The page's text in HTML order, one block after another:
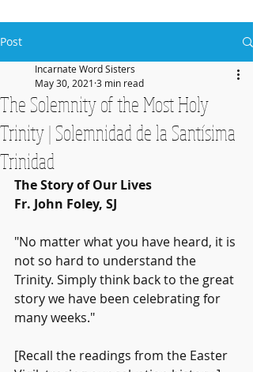
Post
The Solemnity of the Most Holy
Trinity | Solemnidad de la Santísima
Trinidad
Incarnate Word Sisters
May 30, 2021 3 min read
The Story of Our Lives
Fr. John Foley, SJ
"No matter what you have heard, it is
not so hard to understand the
Trinity. Simply think back to the great
story we have been celebrating for
many weeks."
[Recall the readings from the Easter